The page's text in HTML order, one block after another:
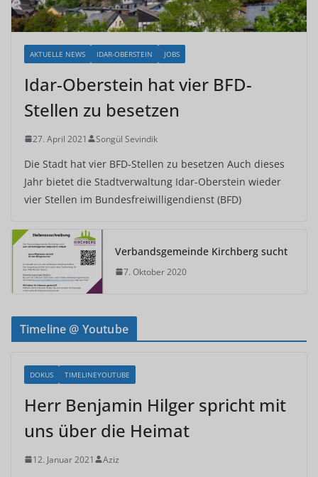
AKTUELLE NEWS IDAR-OBERSTEIN JOBS
Idar-Oberstein hat vier BFD-
Stellen zu besetzen
27. April 2021 Songül Sevindik
Die Stadt hat vier BFD-Stellen zu besetzen Auch dieses
Jahr bietet die Stadtverwaltung Idar-Oberstein wieder
vier Stellen im Bundesfreiwilligendienst (BFD)
Verbandsgemeinde Kirchberg sucht
7. Oktober 2020
Timeline @ Youtube
DOKUS TIMELINEYOUTUBE
Herr Benjamin Hilger spricht mit
uns über die Heimat
12. Januar 2021 Aziz